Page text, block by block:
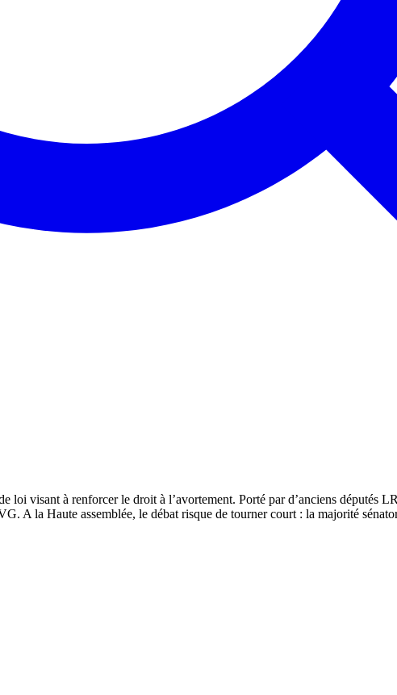
loi visant à renforcer le droit à l’avortement. Porté par d’anciens députés
A la Haute assemblée, le débat risque de tourner court : la majorité